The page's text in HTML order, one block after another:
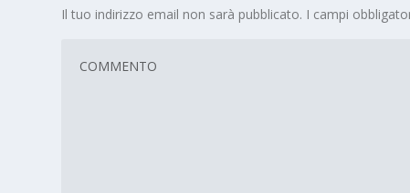
Il tuo indirizzo email non sarà pubblicato. I campi